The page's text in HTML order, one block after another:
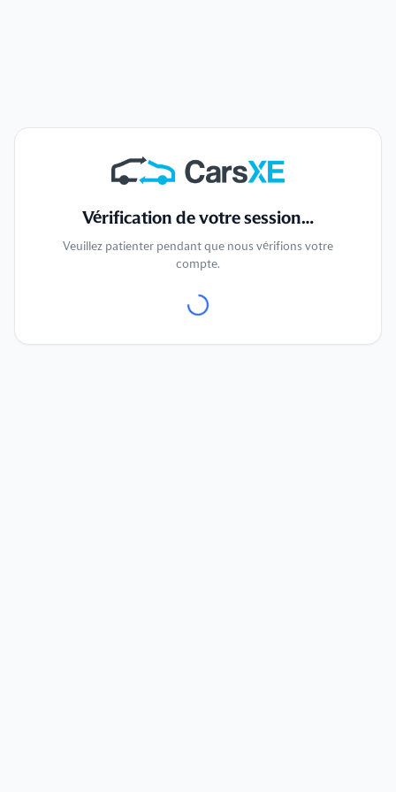
Vérification de votre session…
Veuillez patienter pendant que nous vérifions votre
compte.